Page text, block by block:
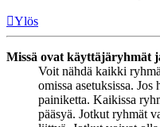
Ylös
Missä ovat käyttäjäryhmät
Voit nähdä kaikki
omissa asetuksissa.
painiketta. Kaikissa
pääsyä. Jotkut ryhmät